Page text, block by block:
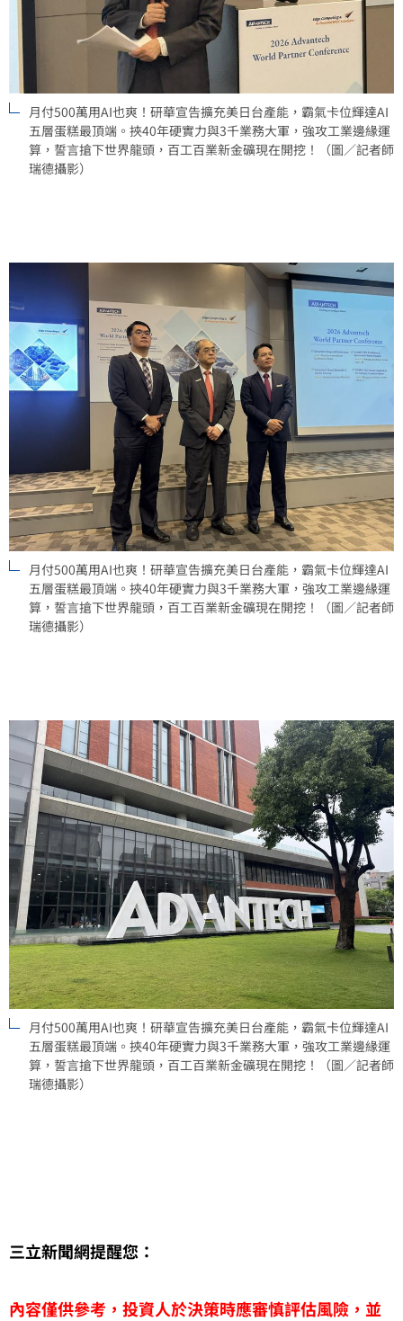
月付500萬用AI也爽！研華宣告擴充美日台產能，霸氣卡位輝達AI
五層蛋糕最頂端。挾40年硬實力與3千業務大軍，強攻工業邊緣運
算，誓言搶下世界龍頭，百工百業新金礦現在開挖！（圖／記者師
瑞德攝影）
月付500萬用AI也爽！研華宣告擴充美日台產能，霸氣卡位輝達AI
五層蛋糕最頂端。挾40年硬實力與3千業務大軍，強攻工業邊緣運
算，誓言搶下世界龍頭，百工百業新金礦現在開挖！（圖／記者師
瑞德攝影）
月付500萬用AI也爽！研華宣告擴充美日台產能，霸氣卡位輝達AI
五層蛋糕最頂端。挾40年硬實力與3千業務大軍，強攻工業邊緣運
算，誓言搶下世界龍頭，百工百業新金礦現在開挖！（圖／記者師
瑞德攝影）
三立新聞網提醒您：
內容僅供參考，投資人於決策時應審慎評估風險，並